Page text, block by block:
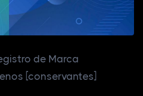
de Marca
[conservantes]